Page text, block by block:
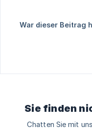
War dieser Beitrag
Sie finden
Chatten Sie mit